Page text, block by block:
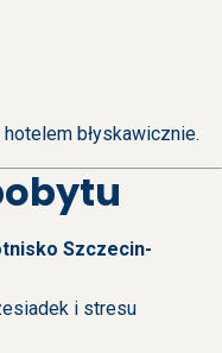
błyskawicznie.
Szczecin-
i stresu